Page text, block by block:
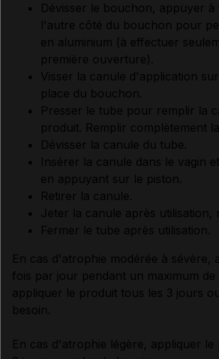
Dévisser le bouchon, appuyer à
l'autre côté du bouchon pour
en aluminium (à effectuer
première ouverture).
Visser la canule d'application
place du bouchon.
Presser le tube pour remplir la
produit. Remplir complètement
Dévisser la canule du tube.
Insérer la canule dans le vagin
en appuyant sur le piston.
Retirer la canule.
Jeter la canule après utilisation,
Fermer le tube après utilisation.
En cas d'atrophie modérée à sévère,
fois par jour pendant un maximum
appliquer le produit tous les 3 jours
besoin.
En cas d'atrophie légère, appliquer le